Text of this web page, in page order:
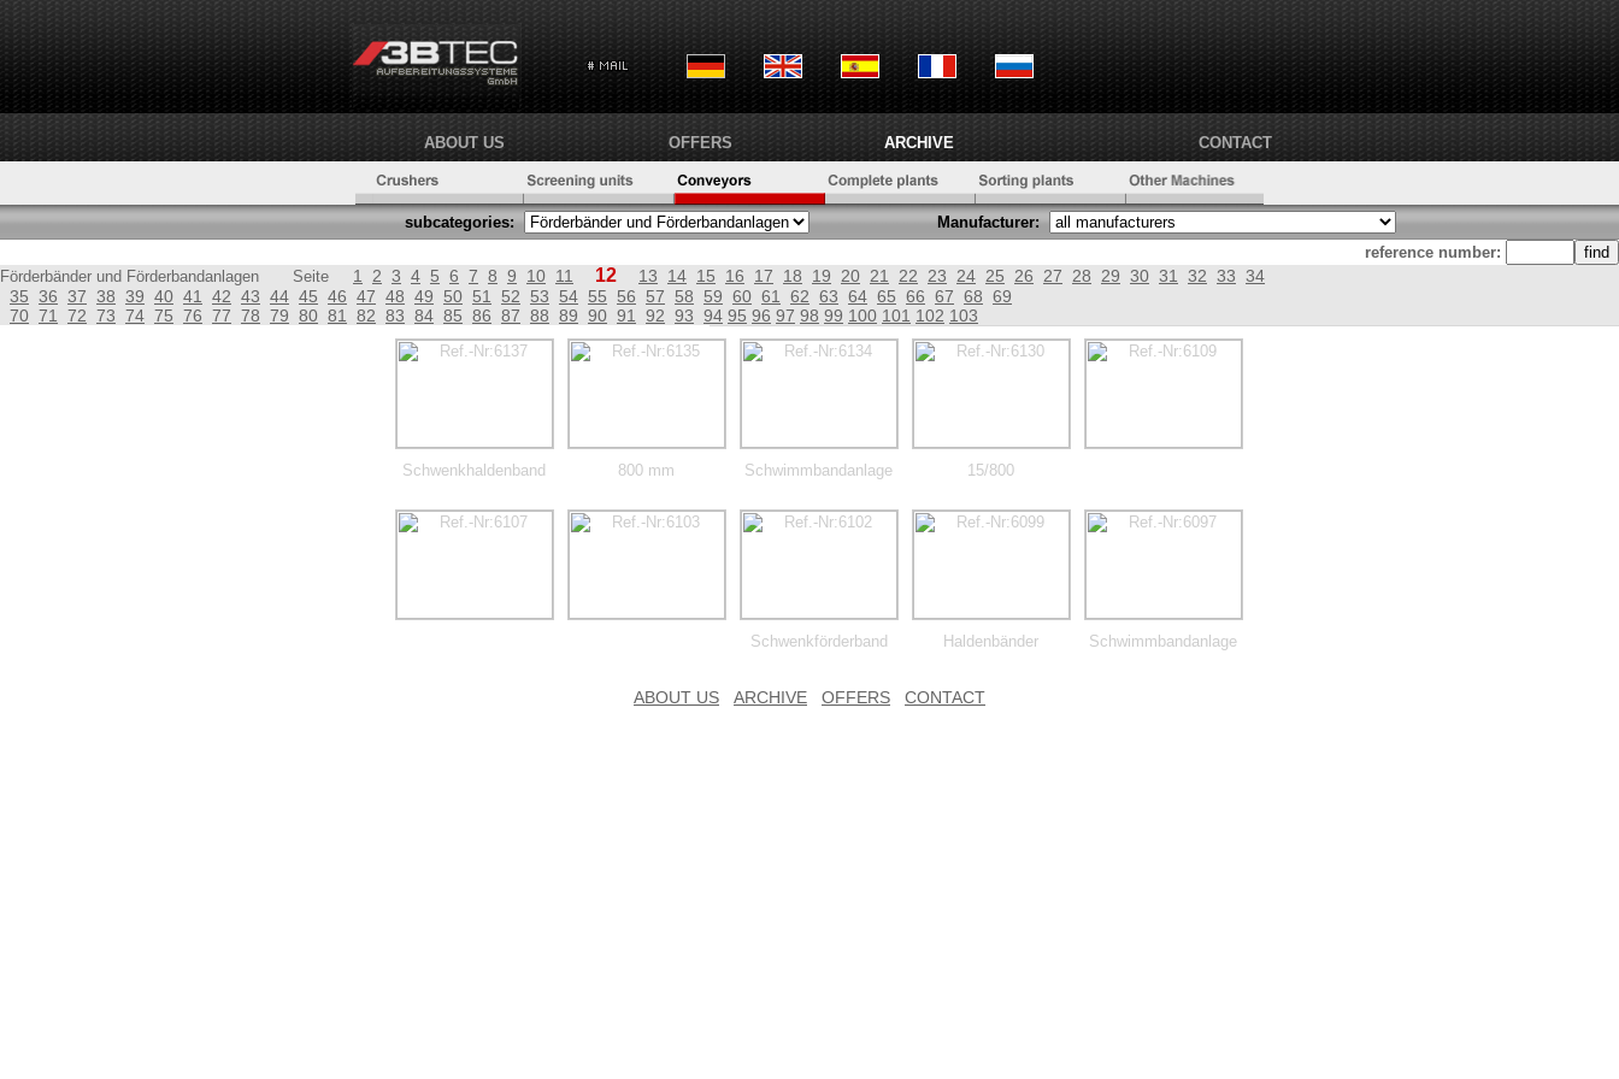
ABOUT US OFFERS ARCHIVE CONTACT
subcategories:
Manufacturer:
reference number:
Förderbänder und Förderbandanlagen
Seite 1 2 3 4 5 6 7 8 9 10 11 12 13 14 15 16 17 18 19 20 21 22 23 24 25 26 27 28 29 30 31 32 33 34
35 36 37 38 39 40 41 42 43 44 45 46 47 48 49 50 51 52 53 54 55 56 57 58 59 60 61 62 63 64 65 66 67 68 69
70 71 72 73 74 75 76 77 78 79 80 81 82 83 84 85 86 87 88 89 90 91 92 93 94 95 96 97 98 99 100 101 102 103
Schwenkhaldenband 800 mm Schwimmbandanlage 15/800
Schwenkförderband Haldenbänder Schwimmbandanlage
ABOUT US ARCHIVE OFFERS CONTACT